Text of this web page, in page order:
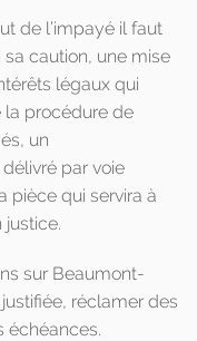
de l’impayé il faut
caution, une mise
légaux qui
la procédure de
un
par voie
pièce qui servira à
justice.
sur Beaumont-
réclamer des
échéances.